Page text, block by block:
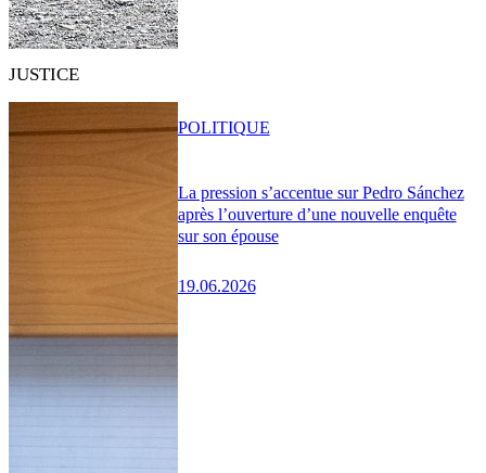
JUSTICE
La pression s’accentue sur Pedro Sánchez
après l’ouverture d’une nouvelle enquête
sur son épouse
19.06.2026
POLITIQUE